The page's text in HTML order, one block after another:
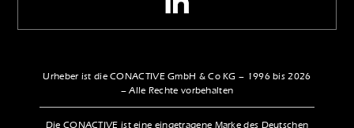
Urheber ist die CONACTIVE GmbH & Co KG – 1996 bis 2026
– Alle Rechte vorbehalten
Die CONACTIVE ist eine eingetragene Marke des Deutschen